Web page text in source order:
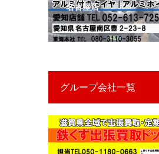
名古屋店
グループ会社一覧